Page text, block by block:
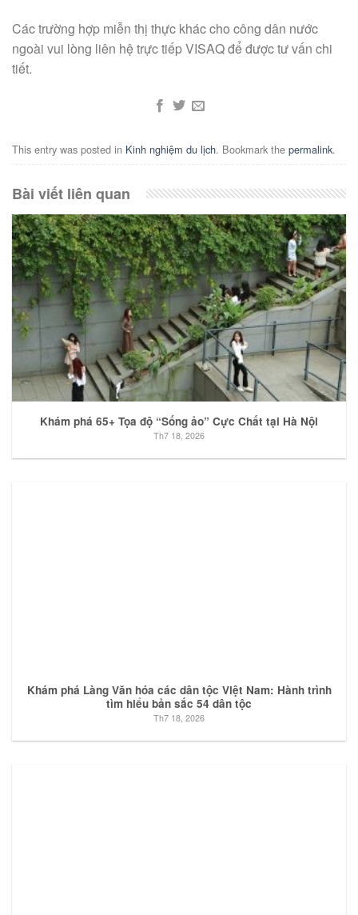
Các trường hợp miễn thị thực khác cho công dân nước
ngoài vui lòng liên hệ trực tiếp VISAQ để được tư vấn chi
tiết.
This entry was posted in Kinh nghiệm du lịch. Bookmark the permalink.
Bài viết liên quan
Khám phá 65+ Tọa độ “Sống ảo” Cực Chất tại Hà Nội
Th7 18, 2026
Khám phá Làng Văn hóa các dân tộc Việt Nam: Hành trình
tìm hiểu bản sắc 54 dân tộc
Th7 18, 2026